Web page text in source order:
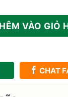
cản nắng
VÀO GIỎ
CHAT